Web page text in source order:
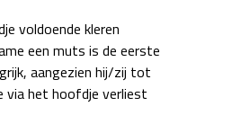
voldoende kleren
een muts is de eerste
aangezien hij/zij tot
via het hoofdje verliest